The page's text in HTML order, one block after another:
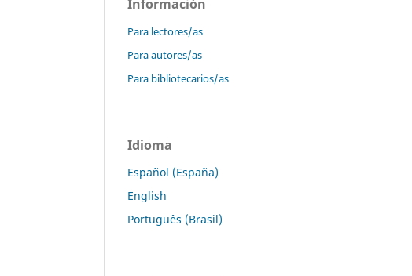
Información
Para lectores/as
Para autores/as
Para bibliotecarios/as
Idioma
Español (España)
English
Português (Brasil)